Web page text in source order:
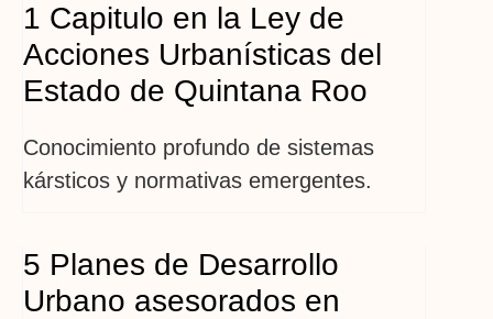
1 Capitulo en la Ley de
Acciones Urbanísticas del
Estado de Quintana Roo
Conocimiento profundo de sistemas
kársticos y normativas emergentes.
5 Planes de Desarrollo
Urbano asesorados en